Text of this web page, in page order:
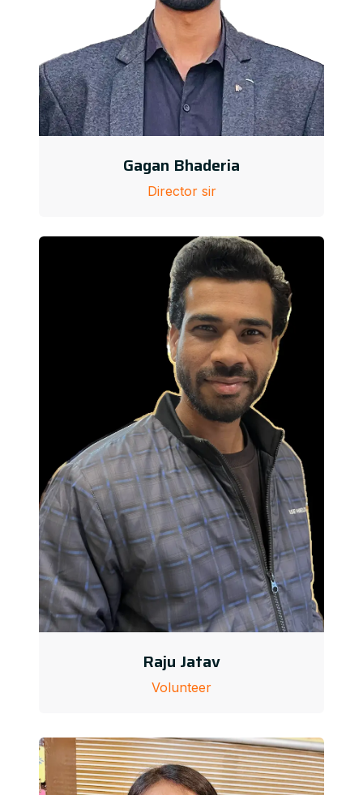
Gagan Bhaderia
Director sir
Raju Jatav
Volunteer